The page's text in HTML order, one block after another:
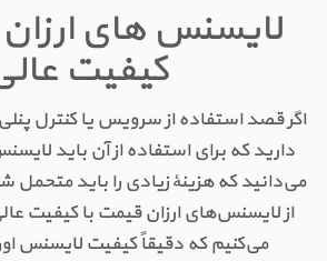
لایسنس های
کیفیت
اگر قصد استفاده از سرویس یا کنترل
دارید که برای استفاده از آن باید
می‌دانید که هزینهٔ زیادی را باید
از لایسنس‌های ارزان قیمت با کیفیت
می‌کنیم که دقیقاً کیفیت لایسنس